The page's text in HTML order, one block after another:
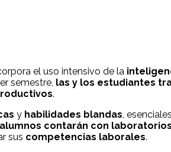
el uso intensivo de la
semestre, las y los estudiantes
.
y habilidades blandas ,
contarán con
sus competencias laborales.